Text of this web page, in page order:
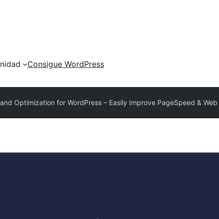
Consigue WordPress
Optimization for WordPress – Easily Improve PageSpeed &